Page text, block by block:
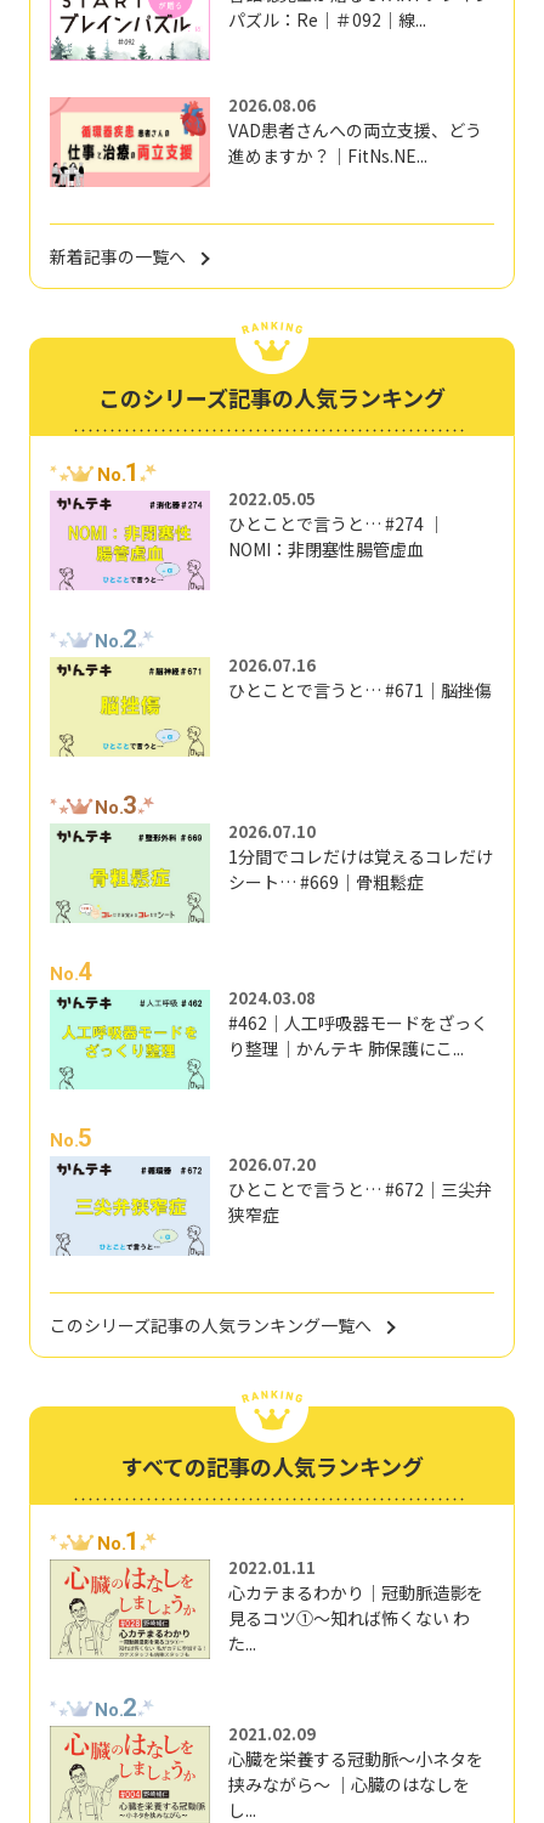
パズル：Re｜＃092｜線...
2026.08.06
VAD患者さんへの両立支援、どう
進めますか？｜FitNs.NE...
新着記事の一覧へ
このシリーズ記事の人気ランキング
No.1
2022.05.05
ひとことで言うと… #274 ｜
NOMI：非閉塞性腸管虚血
No.2
2026.07.16
ひとことで言うと… #671｜脳挫傷
No.3
2026.07.10
1分間でコレだけは覚えるコレだけ
シート… #669｜骨粗鬆症
No.4
2024.03.08
#462｜人工呼吸器モードをざっく
り整理｜かんテキ 肺保護にこ...
No.5
2026.07.20
ひとことで言うと… #672｜三尖弁
狭窄症
このシリーズ記事の人気ランキング一覧へ
すべての記事の人気ランキング
No.1
2022.01.11
心カテまるわかり｜冠動脈造影を
見るコツ①～知れば怖くない わ
た...
No.2
2021.02.09
心臓を栄養する冠動脈～小ネタを
挟みながら～ ｜心臓のはなしを
し...